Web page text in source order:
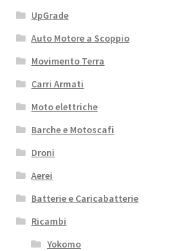
UpGrade
Auto Motore a Scoppio
Movimento Terra
Carri Armati
Moto elettriche
Barche e Motoscafi
Droni
Aerei
Batterie e Caricabatterie
Ricambi
Yokomo